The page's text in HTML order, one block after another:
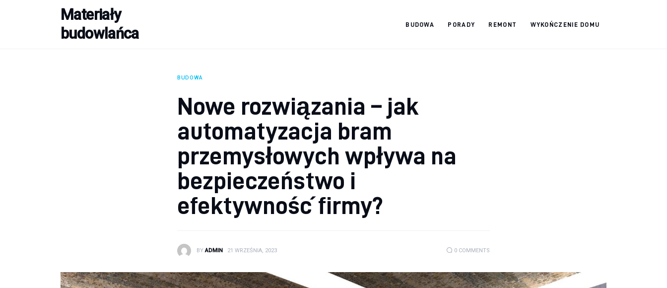
Materiały
budowlańca
BUDOWA PORADY REMONT WYKOŃCZENIE DOMU
BUDOWA
Nowe rozwiązania – jak
automatyzacja bram
przemysłowych wpływa na
bezpieczeństwo i
efektywność firmy?
BY ADMIN 21 WRZEŚNIA, 2023 0 COMMENTS